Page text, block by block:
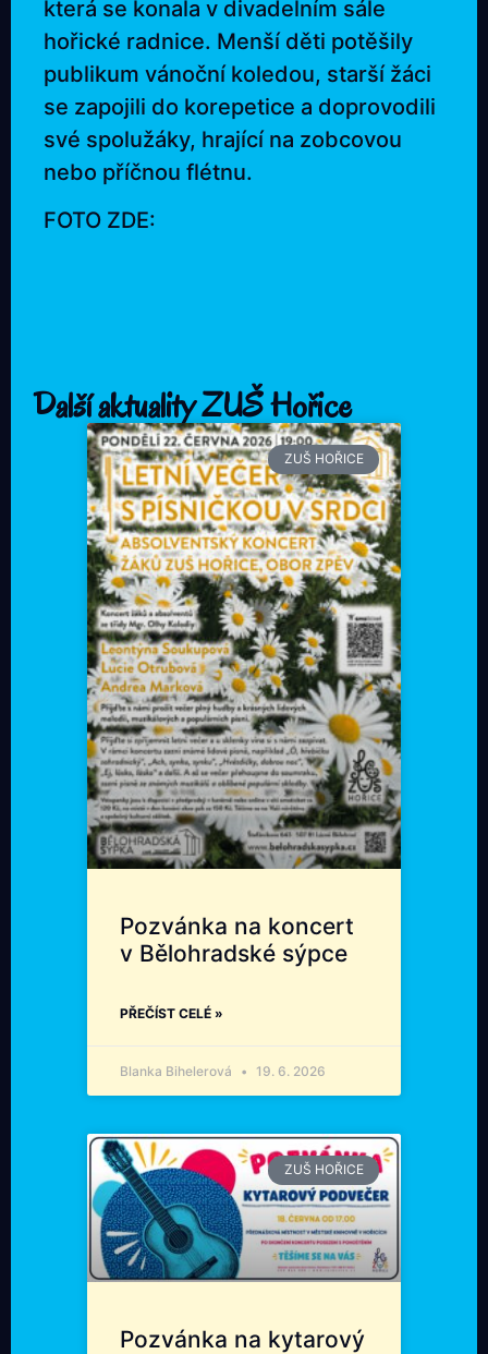
která se konala v divadelním sále
hořické radnice. Menší děti potěšily
publikum vánoční koledou, starší žáci
se zapojili do korepetice a doprovodili
své spolužáky, hrající na zobcovou
nebo příčnou flétnu.
FOTO ZDE:
Další aktuality ZUŠ Hořice
ZUŠ HOŘICE
Pozvánka na koncert
v Bělohradské sýpce
PŘEČÍST CELÉ »
Blanka Bihelerová 19. 6. 2026
ZUŠ HOŘICE
Pozvánka na kytarový